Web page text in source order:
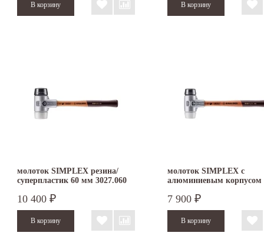
молоток SIMPLEX резина/
суперпластик 60 мм 3027.060
10 400 ₽
молоток SIMPLEX с
алюминиевым корпусом
3127.040
7 900 ₽